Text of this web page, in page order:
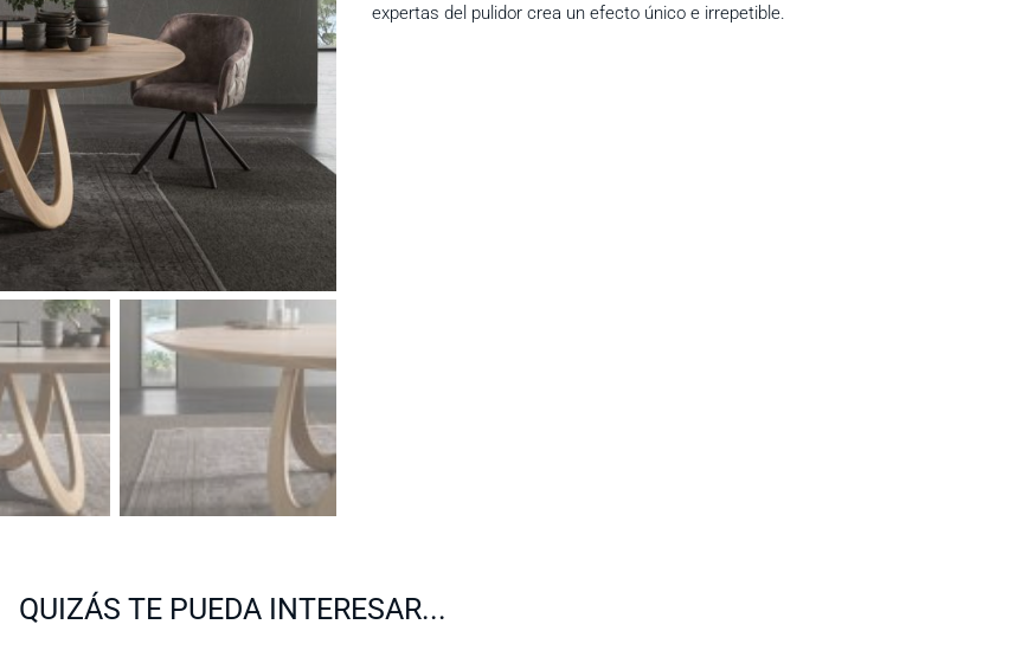
expertas del pulidor crea un efecto único e irrepetible.
QUIZÁS TE PUEDA INTERESAR...